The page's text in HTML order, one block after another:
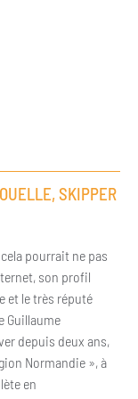
SKIPPER
pourrait ne pas
son profil
et le très réputé
Guillaume
depuis deux ans,
Normandie », à
en